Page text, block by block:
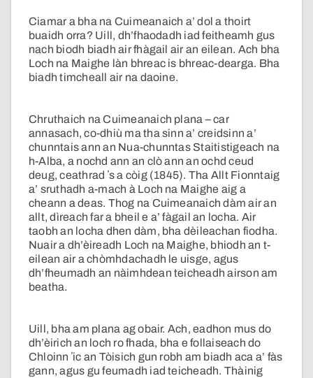
Ciamar a bha na Cuimeanaich a’ dol a thoirt
buaidh orra? Uill, dh’fhaodadh iad feitheamh gus
nach biodh biadh air fhàgail air an eilean. Ach bha
Loch na Maighe làn bhreac is bhreac-dearga. Bha
biadh timcheall air na daoine.
Chruthaich na Cuimeanaich plana – car
annasach, co-dhiù ma tha sinn a’ creidsinn a’
chunntais ann an Nua-chunntas Staitistigeach na
h-Alba, a nochd ann an clò ann an ochd ceud
deug, ceathrad ʼs a còig (1845). Tha Allt Fionntaig
a’ sruthadh a-mach à Loch na Maighe aig a
cheann a deas. Thog na Cuimeanaich dàm air an
allt, dìreach far a bheil e a’ fàgail an locha. Air
taobh an locha dhen dàm, bha dèileachan fiodha.
Nuair a dh’èireadh Loch na Maighe, bhiodh an t-
eilean air a chòmhdachadh le uisge, agus
dh’fheumadh an nàimhdean teicheadh airson am
beatha.
Uill, bha am plana ag obair. Ach, eadhon mus do
dh’èirich an loch ro fhada, bha e follaiseach do
Chloinn ʼic an Tòisich gun robh am biadh aca a’ fàs
gann, agus gu feumadh iad teicheadh. Thàinig